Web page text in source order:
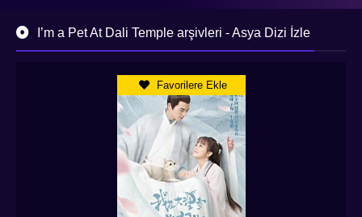
I’m a Pet At Dali Temple arşivleri - Asya Dizi İzle
Favorilere Ekle